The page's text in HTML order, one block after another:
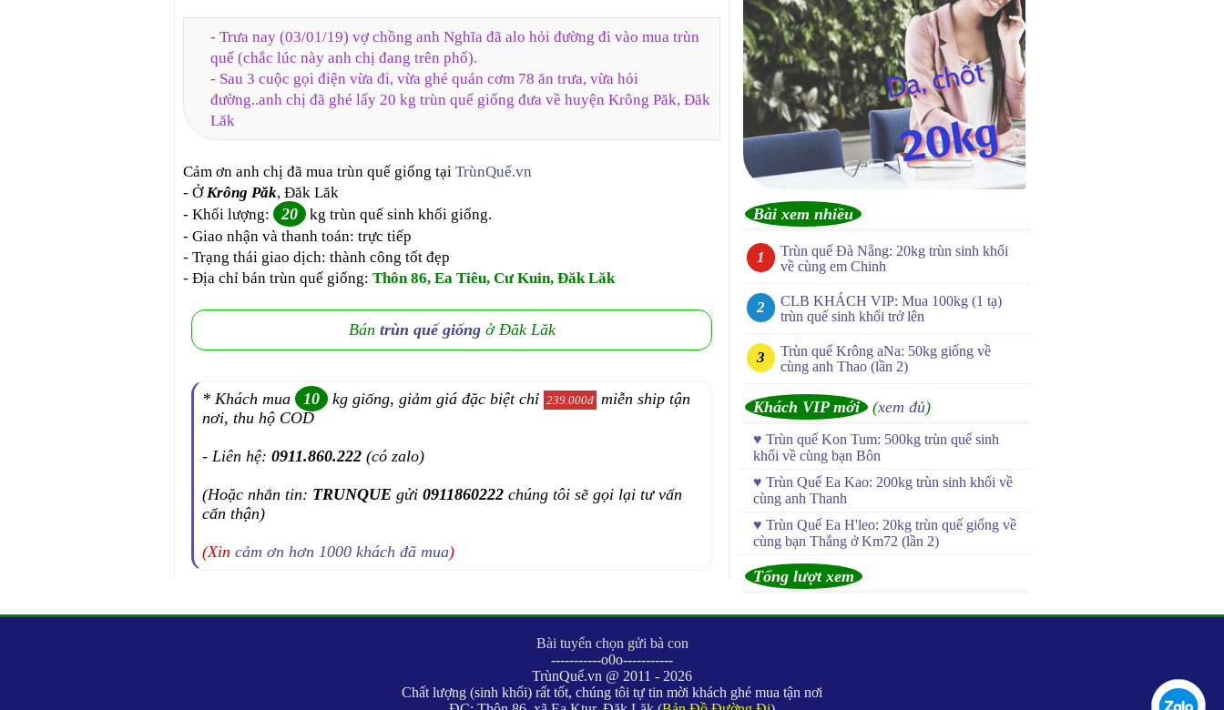
- Trưa nay (03/01/19) vợ chồng anh Nghĩa đã alo hỏi đường đi vào mua trùn
quế (chắc lúc này anh chị đang trên phố).
- Sau 3 cuộc gọi điện vừa đi, vừa ghé quán cơm 78 ăn trưa, vừa hỏi
đường..anh chị đã ghé lấy 20 kg trùn quế giống đưa về huyện Krông Păk, Đăk
Lăk
Cảm ơn anh chị đã mua trùn quế giống tại TrùnQuế.vn
- ỞKrông Păk, Đăk Lăk
- Khối lượng:
20
kg trùn quế sinh khối giống.
- Giao nhận và thanh toán: trực tiếp
- Trạng thái giao dịch: thành công tốt đẹp
- Địa chỉ bán trùn quế giống: Thôn 86, Ea Tiêu, Cư Kuin, Đăk Lăk
Bán trùn quế giốngở Đăk Lăk
* Khách mua 10 kg giống, giảm giá đặc biệt chỉ 239.000đ miễn ship tận
nơi, thu hộ COD
- Liên hệ: 0911.860.222 (có zalo)
(Hoặc nhắn tin: TRUNQUE gửi 0911860222 chúng tôi sẽ gọi lại tư vấn
cẩn thận)
(Xin cảm ơn hơn 1000 khách đã mua)
Bài xem nhiều
Trùn quế Đà Nẵng: 20kg trùn sinh khối
về cùng em Chinh
CLB KHÁCH VIP: Mua 100kg (1 tạ)
trùn quế sinh khối trở lên
Trùn quế Krông aNa: 50kg giống về
cùng anh Thao (lần 2)
Khách VIP mới (xem đủ)
♥ Trùn quế Kon Tum: 500kg trùn quế sinh
khối về cùng bạn Bôn
♥ Trùn Quế Ea Kao: 200kg trùn sinh khối về
cùng anh Thanh
♥ Trùn Quế Ea H'leo: 20kg trùn quế giống về
cùng bạn Thắng ở Km72 (lần 2)
Tổng lượt xem
Bài tuyển chọn gửi bà con
-----------o0o-----------
TrùnQuế.vn @ 2011 - 2026
Chất lượng (sinh khối) rất tốt, chúng tôi tự tin mời khách ghé mua tận nơi